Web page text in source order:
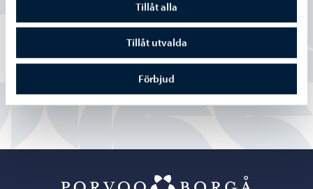
Tillåt alla
Tillåt utvalda
Förbjud
Ja
Delvis